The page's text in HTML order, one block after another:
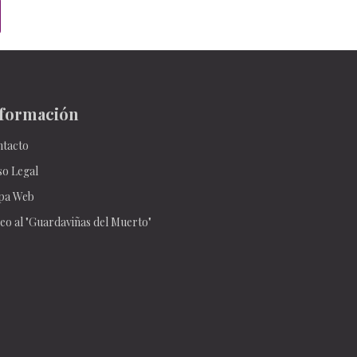
Legal
Web
al "Guardaviñas del Muerto"